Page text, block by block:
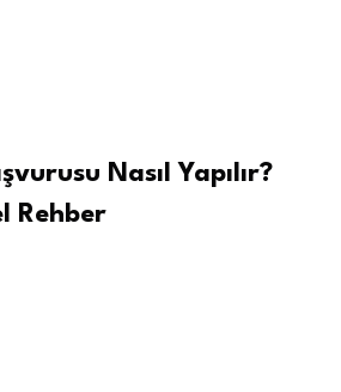
Nasıl Yapılır?
Rehber